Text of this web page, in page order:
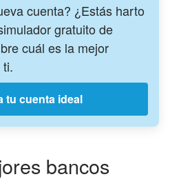
cuenta? ¿Estás harto
gratuito de
cuál es la mejor
tu cuenta ideal
bancos